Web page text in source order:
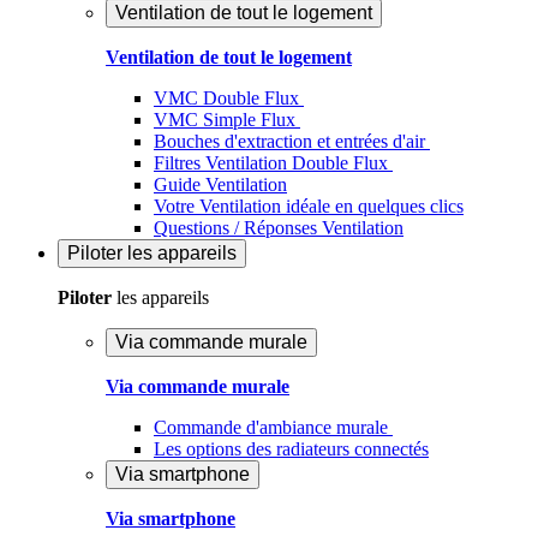
Ventilation de tout le logement
Ventilation de tout le logement
VMC Double Flux
VMC Simple Flux
Bouches d'extraction et entrées d'air
Filtres Ventilation Double Flux
Guide Ventilation
Votre Ventilation idéale en quelques clics
Questions / Réponses Ventilation
Piloter les appareils
Piloter les appareils
Via commande murale
Via commande murale
Commande d'ambiance murale
Les options des radiateurs connectés
Via smartphone
Via smartphone